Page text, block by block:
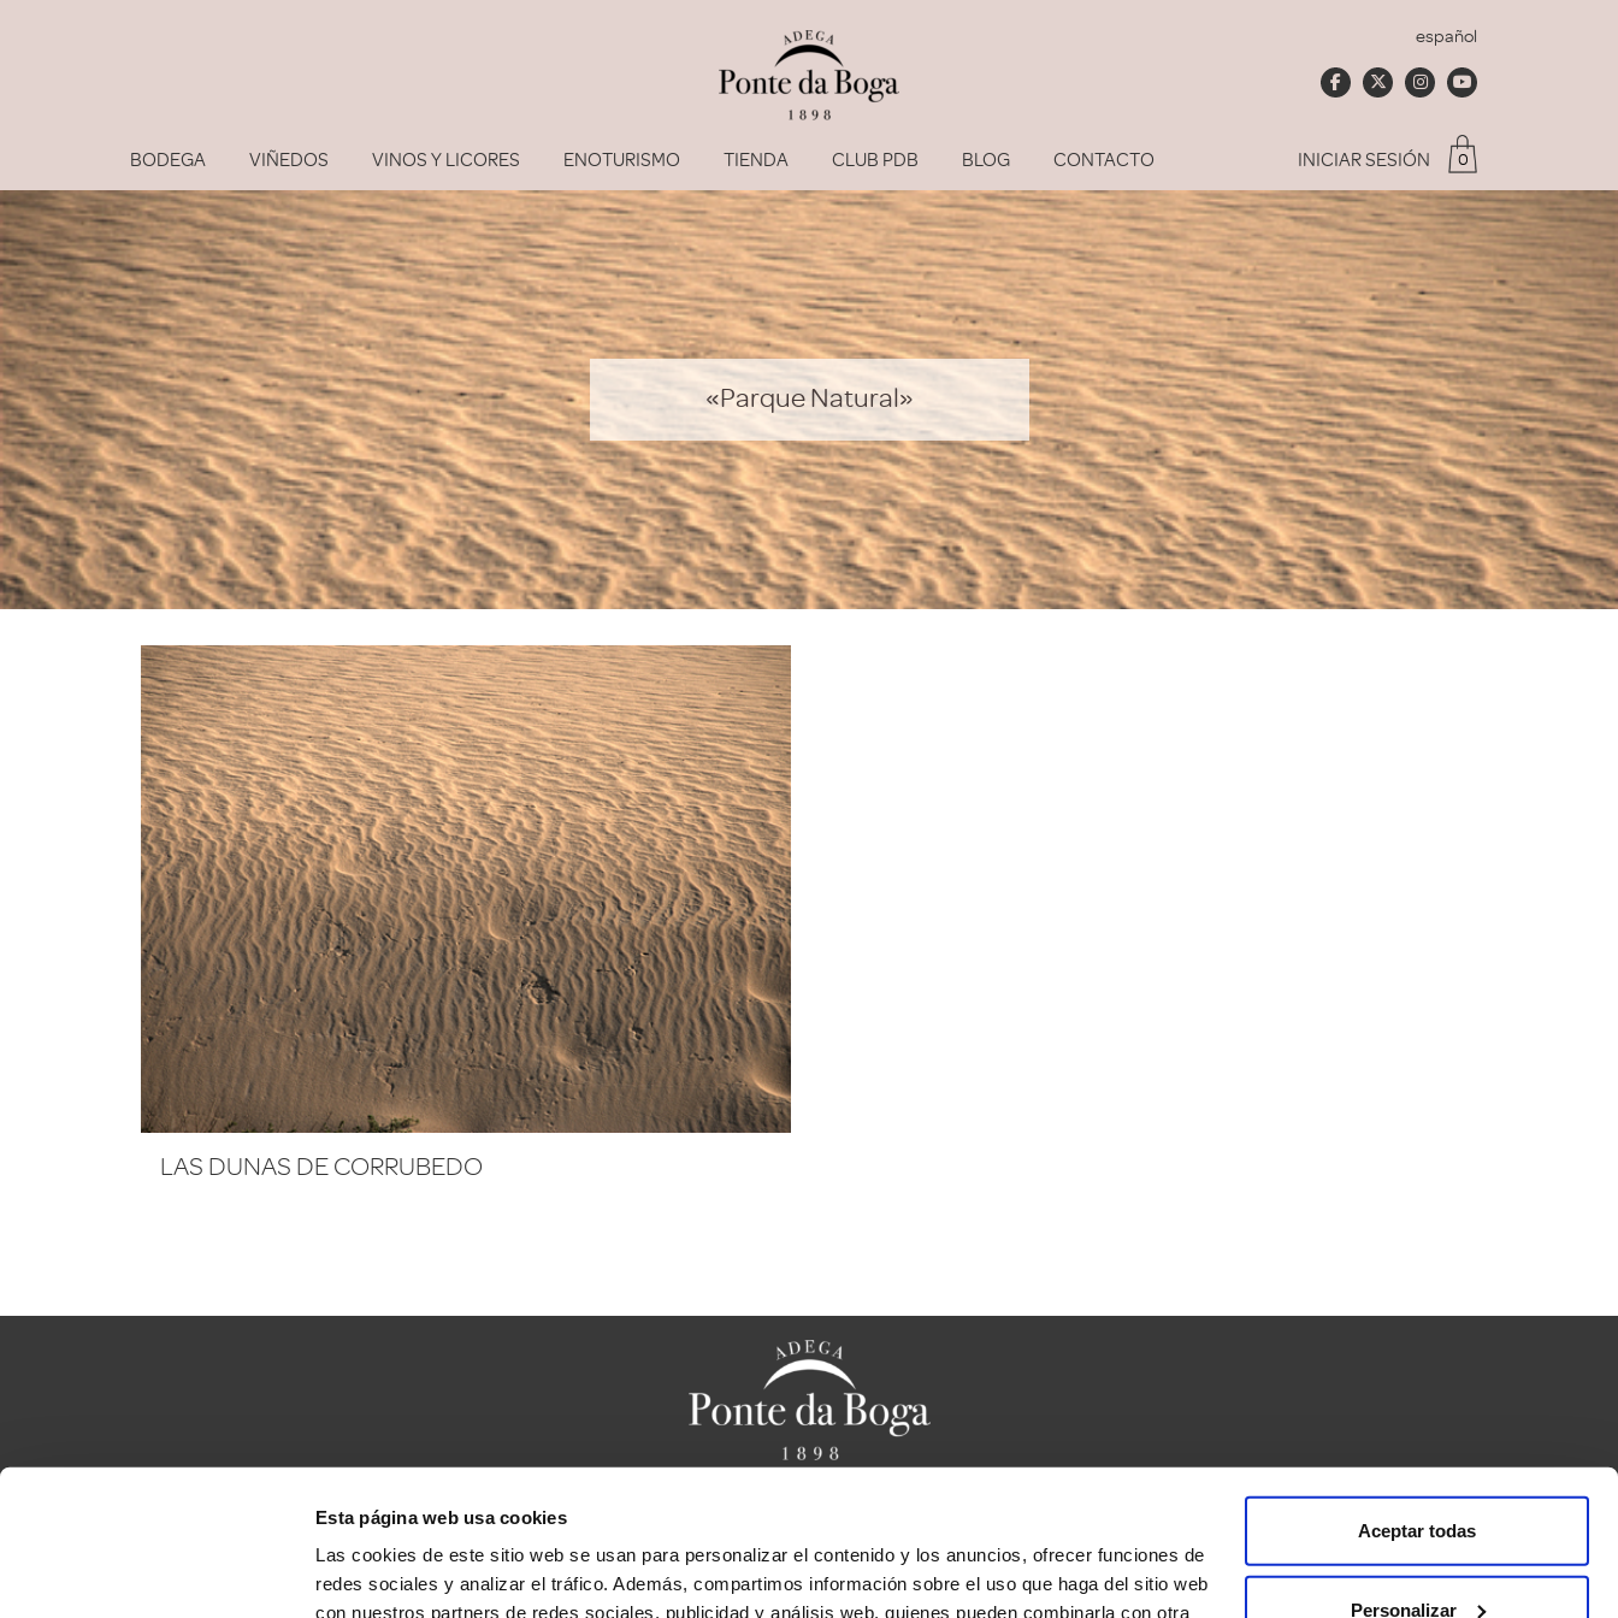
Esta página web usa cookies
Las cookies de este sitio web se usan para personalizar el contenido y los anuncios, ofrecer funciones de
redes sociales y analizar el tráfico. Además, compartimos información sobre el uso que haga del sitio web
con nuestros partners de redes sociales, publicidad y análisis web, quienes pueden combinarla con otra
Aceptar todas
Personalizar
español
BODEGA VIÑEDOS VINOS Y LICORES ENOTURISMO TIENDA CLUB PDB BLOG CONTACTO INICIAR SESIÓN
Soy socio del Club
He olvidado mi contraseña
ACCEDER
0
«Parque Natural»
LAS DUNAS DE CORRUBEDO
Condiciones de compra y envío
Bases legales sorteo “Cena caprichos de Chefs”